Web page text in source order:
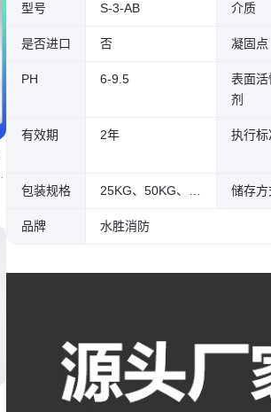
型号 S-3-AB 介质
是否进口 否 凝固点
PH 6-9.5
表面活
剂
有效期 2年 执行标
包装规格 储存方
品牌 水胜消防